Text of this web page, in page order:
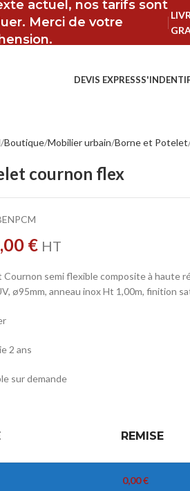
actuel, nos tarifs sont
Merci de votre
DEVIS EXPRESS
Boutique Mobilier urbain Borne et Potelet
cournon flex
€ HT
semi flexible composite à haute
ø95mm, anneau inox Ht 1,00m, finition
2 ans
sur demande
REMISE
0,00€